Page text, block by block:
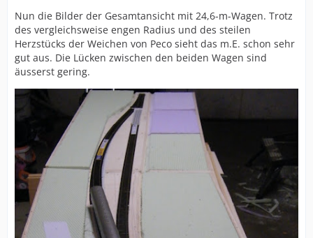
Nun die Bilder der Gesamtansicht mit 24,6-m-Wagen. Trotz
des vergleichsweise engen Radius und des steilen
Herzstücks der Weichen von Peco sieht das m.E. schon sehr
gut aus. Die Lücken zwischen den beiden Wagen sind
äusserst gering.